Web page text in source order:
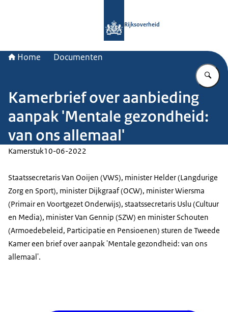
Rijksoverheid
Home Documenten
Kamerbrief over aanbieding
aanpak 'Mentale gezondheid:
van ons allemaal'
Kamerstuk10-06-2022
Staatssecretaris Van Ooijen (VWS), minister Helder (Langdurige
Zorg en Sport), minister Dijkgraaf (OCW), minister Wiersma
(Primair en Voortgezet Onderwijs), staatssecretaris Uslu (Cultuur
en Media), minister Van Gennip (SZW) en minister Schouten
(Armoedebeleid, Participatie en Pensioenen) sturen de Tweede
Kamer een brief over aanpak 'Mentale gezondheid: van ons
allemaal'.